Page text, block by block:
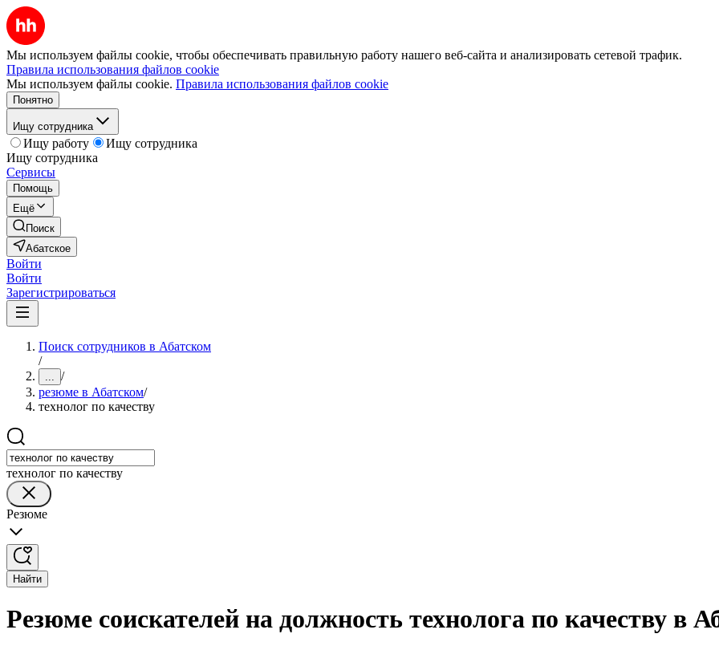
Мы используем файлы cookie, чтобы обеспечивать правильную работу нашего веб-сайта и анализировать сетевой трафик.
Правила использования файлов cookie
Мы используем файлы cookie. Правила использования файлов cookie
Понятно
Ищу сотрудника
Ищу работу
Ищу сотрудника
Ищу сотрудника
Сервисы
Помощь
Ещё
Поиск
Абатское
Войти
Войти
Зарегистрироваться
Поиск сотрудников в Абатском
/
... /
резюме в Абатском/
технолог по качеству
технолог по качеству
Резюме
Найти
Резюме соискателей на должность технолога по качеству в